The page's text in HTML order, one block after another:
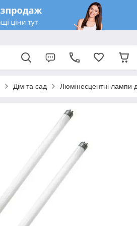
Дім та сад Люмінесцентні